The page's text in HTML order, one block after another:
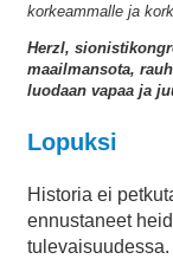
korkeammalle ja
Herzl,
maailmansota,
luodaan vapaa ja
Lopuksi
Historia ei
ennustaneet